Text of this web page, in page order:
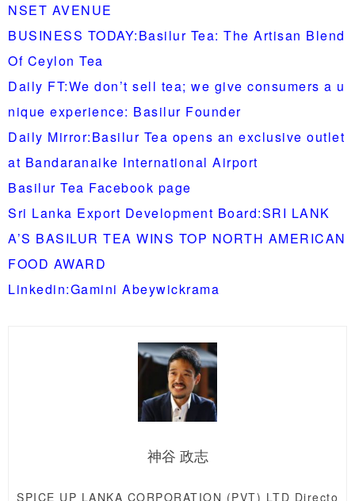
NSET AVENUE
BUSINESS TODAY:Basilur Tea: The Artisan Blend
Of Ceylon Tea
Daily FT:We don’t sell tea; we give consumers a u
nique experience: Basilur Founder
Daily Mirror:Basilur Tea opens an exclusive outlet
at Bandaranaike International Airport
Basilur Tea Facebook page
Sri Lanka Export Development Board:SRI LANK
A’S BASILUR TEA WINS TOP NORTH AMERICAN
FOOD AWARD
Linkedin:Gamini Abeywickrama
神谷 政志
SPICE UP LANKA CORPORATION (PVT) LTD Directo